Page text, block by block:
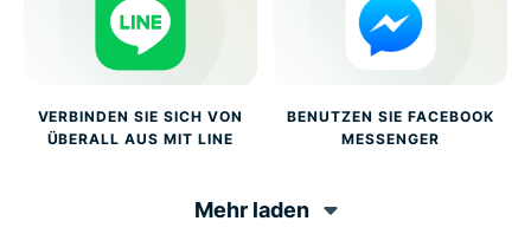
VERBINDEN SIE SICH VON
ÜBERALL AUS MIT LINE
BENUTZEN SIE FACEBOOK
MESSENGER
Mehr laden